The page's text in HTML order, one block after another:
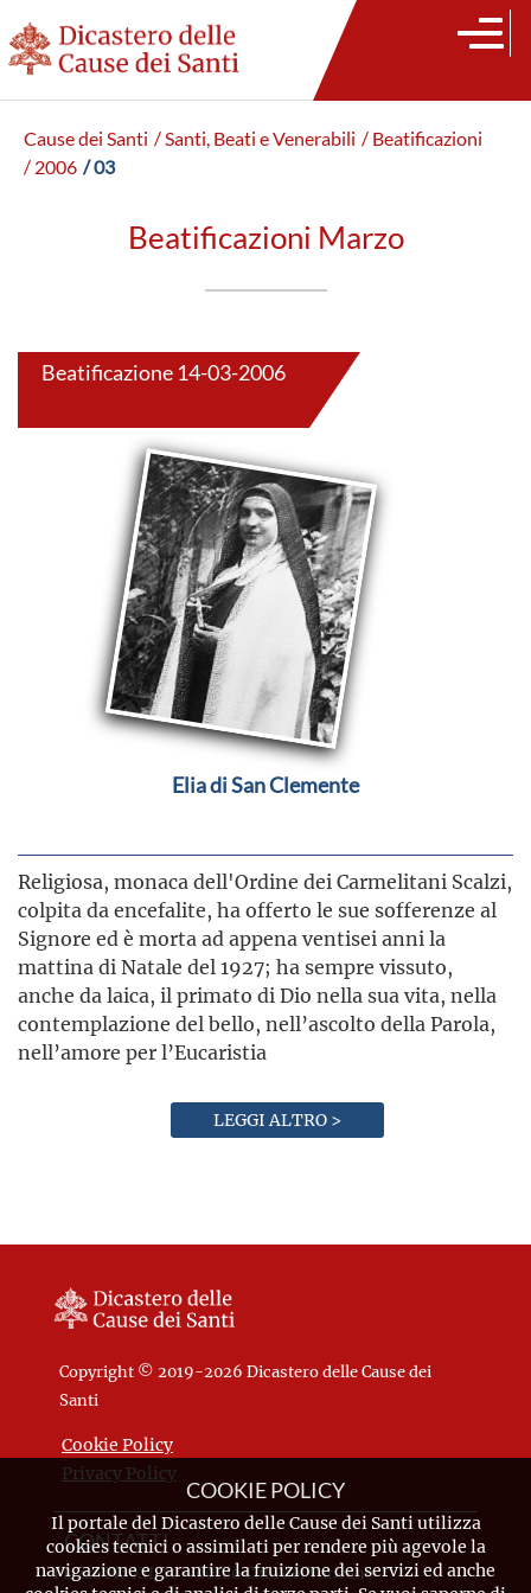
Cause dei Santi / Santi, Beati e Venerabili / Beatificazioni
/ 2006 / 03
Beatificazioni Marzo
Beatificazione 14-03-2006
Elia di San Clemente
Religiosa, monaca dell'Ordine dei Carmelitani Scalzi,
colpita da encefalite, ha offerto le sue sofferenze al
Signore ed è morta ad appena ventisei anni la
mattina di Natale del 1927; ha sempre vissuto,
anche da laica, il primato di Dio nella sua vita, nella
contemplazione del bello, nell’ascolto della Parola,
nell’amore per l’Eucaristia
LEGGI ALTRO >
Copyright © 2019-2026 Dicastero delle Cause dei
Santi
Cookie Policy
Privacy Policy
CONTATTI
Piazza Pio XII, 10 - 00120 Città del Vaticano
COOKIE POLICY
Il portale del Dicastero delle Cause dei Santi utilizza
cookies tecnici o assimilati per rendere più agevole la
navigazione e garantire la fruizione dei servizi ed anche